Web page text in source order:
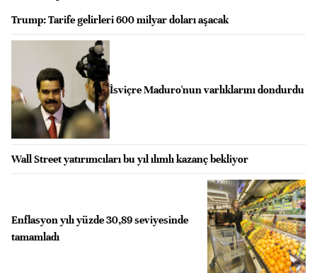
Trump: Tarife gelirleri 600 milyar doları aşacak
İsviçre Maduro'nun varlıklarını dondurdu
Wall Street yatırımcıları bu yıl ılımlı kazanç bekliyor
Enflasyon yılı yüzde 30,89 seviyesinde
tamamladı